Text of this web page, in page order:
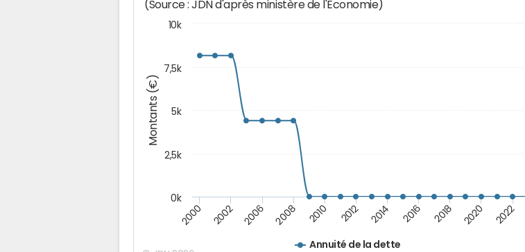
Montants (€)
(Source : JDN d'après ministère de l'Economie)
Annuité de la dette
2000 2002 2006 2008 2010 2012 2014 2016 2018 2020 2022
0k
2,5k
5k
7,5k
10k